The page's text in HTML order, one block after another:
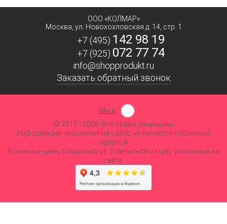
ООО «КОЛМАР»
Москва ул. Новохохловская д. 14, стр. 1
+7 (495) 142 98 19
+7 (925) 072 77 74
info@shopprodukt.ru
Заказать обратный звонок
Мы в
© 2015 - 2026. Все права защищены
Информация, указанная на сайте, не является публичной
офертой.
Конечные цены товара могут отличаться от цен, указанных на
сайте.